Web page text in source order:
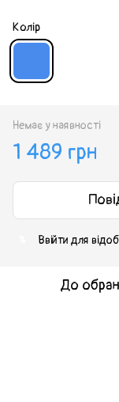
Колір
Немає у наявності
1 489 грн
Ввійти для
До